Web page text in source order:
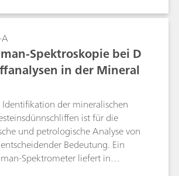
Spektroskopie bei D
in der Mineral
der mineralischen
ist für die
und petrologische Analyse von
Bedeutung. Ein
Spektrometer liefert in